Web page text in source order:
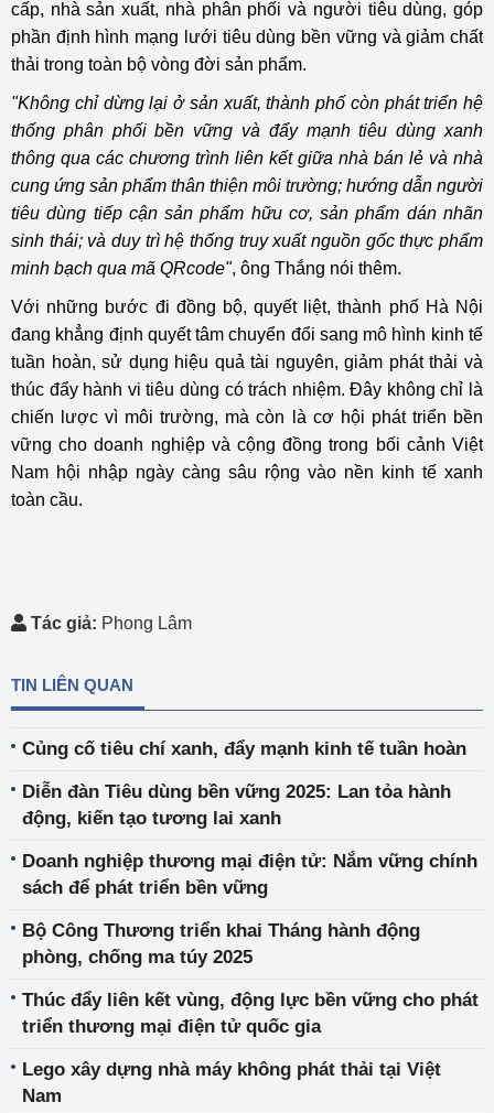
cấp, nhà sản xuất, nhà phân phối và người tiêu dùng, góp
phần định hình mạng lưới tiêu dùng bền vững và giảm chất
thải trong toàn bộ vòng đời sản phẩm.
"Không chỉ dừng lại ở sản xuất, thành phố còn phát triển hệ
thống phân phối bền vững và đẩy mạnh tiêu dùng xanh
thông qua các chương trình liên kết giữa nhà bán lẻ và nhà
cung ứng sản phẩm thân thiện môi trường; hướng dẫn người
tiêu dùng tiếp cận sản phẩm hữu cơ, sản phẩm dán nhãn
sinh thái; và duy trì hệ thống truy xuất nguồn gốc thực phẩm
minh bạch qua mã QRcode", ông Thắng nói thêm.
Với những bước đi đồng bộ, quyết liệt, thành phố Hà Nội
đang khẳng định quyết tâm chuyển đổi sang mô hình kinh tế
tuần hoàn, sử dụng hiệu quả tài nguyên, giảm phát thải và
thúc đẩy hành vi tiêu dùng có trách nhiệm. Đây không chỉ là
chiến lược vì môi trường, mà còn là cơ hội phát triển bền
vững cho doanh nghiệp và cộng đồng trong bối cảnh Việt
Nam hội nhập ngày càng sâu rộng vào nền kinh tế xanh
toàn cầu.
Tác giả: Phong Lâm
TIN LIÊN QUAN
Củng cố tiêu chí xanh, đẩy mạnh kinh tế tuần hoàn
Diễn đàn Tiêu dùng bền vững 2025: Lan tỏa hành
động, kiến tạo tương lai xanh
Doanh nghiệp thương mại điện tử: Nắm vững chính
sách để phát triển bền vững
Bộ Công Thương triển khai Tháng hành động
phòng, chống ma túy 2025
Thúc đẩy liên kết vùng, động lực bền vững cho phát
triển thương mại điện tử quốc gia
Lego xây dựng nhà máy không phát thải tại Việt
Nam